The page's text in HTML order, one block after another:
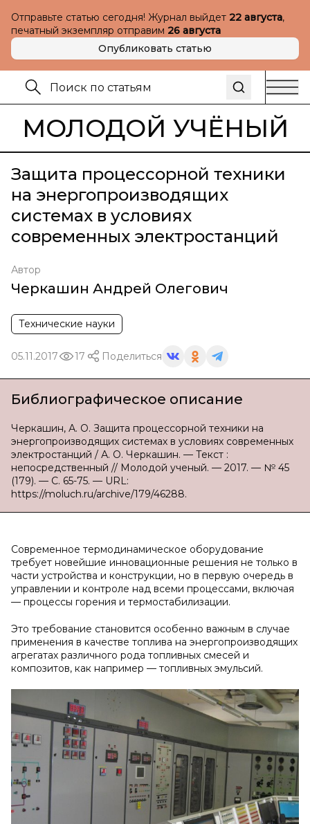
Отправьте статью сегодня! Журнал выйдет 22 августа,
печатный экземпляр отправим 26 августа
Опубликовать статью
МОЛОДОЙ УЧЁНЫЙ
Защита процессорной техники
на энергопроизводящих
системах в условиях
современных электростанций
Автор
Черкашин Андрей Олегович
Технические науки
05.11.2017 17 Поделиться
Библиографическое описание
Черкашин, А. О. Защита процессорной техники на
энергопроизводящих системах в условиях современных
электростанций / А. О. Черкашин. — Текст :
непосредственный // Молодой ученый. — 2017. — № 45
(179). — С. 65-75. — URL:
https://moluch.ru/archive/179/46288.
Современное термодинамическое оборудование
требует новейшие инновационные решения не только в
части устройства и конструкции, но в первую очередь в
управлении и контроле над всеми процессами, включая
— процессы горения и термостабилизации.
Это требование становится особенно важным в случае
применения в качестве топлива на энергопроизводящих
агрегатах различного рода топливных смесей и
композитов, как например — топливных эмульсий.